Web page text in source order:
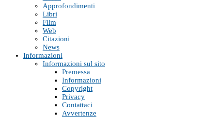
Approfondimenti
Libri
Film
Web
Citazioni
News
Informazioni
Informazioni sul sito
Premessa
Informazioni
Copyright
Privacy
Contattaci
Avvertenze